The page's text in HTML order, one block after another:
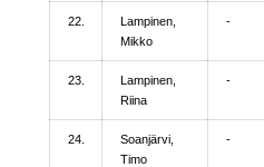
22.
Lampinen,
Mikko
-
23.
Lampinen,
Riina
-
24.
Soanjärvi,
Timo
-